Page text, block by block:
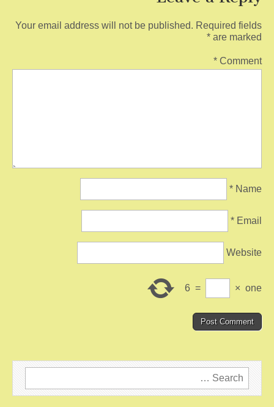
Your email address will not be published. Required fields
are marked
*
Comment
*
Name
*
Email
*
Website
one
×
=
6
Search
for: